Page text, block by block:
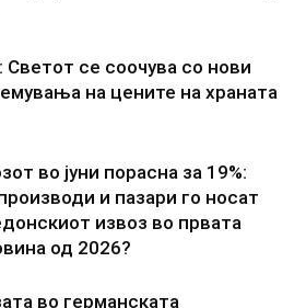
се соочува со нови
на цените на храната
во јуни порасна за 19%:
и пазари го носат
извоз во првата
од 2026?
во германската